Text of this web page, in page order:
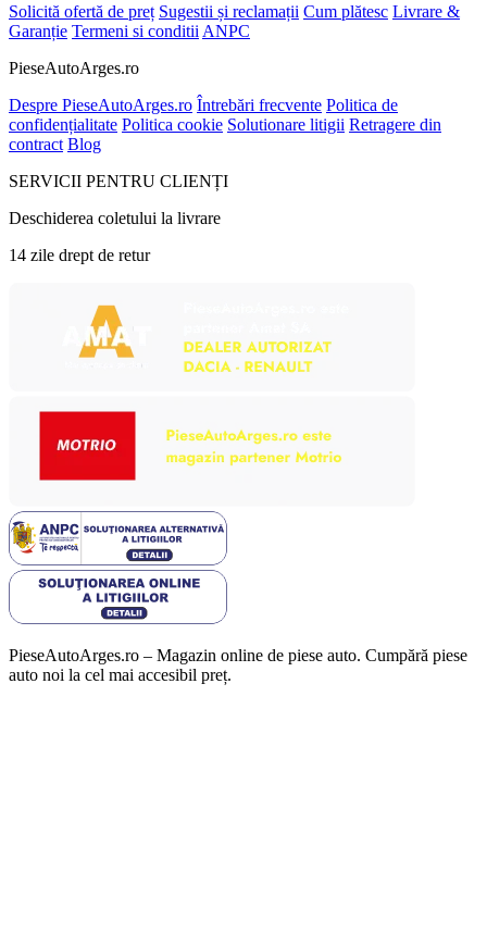
Solicită ofertă de preț Sugestii și reclamații Cum plătesc Livrare &
Garanție Termeni si conditii ANPC
PieseAutoArges.ro
Despre PieseAutoArges.ro Întrebări frecvente Politica de
confidențialitate Politica cookie Solutionare litigii Retragere din
contract Blog
SERVICII PENTRU CLIENȚI
Deschiderea coletului la livrare
14 zile drept de retur
PieseAutoArges.ro – Magazin online de piese auto. Cumpără piese
auto noi la cel mai accesibil preț.